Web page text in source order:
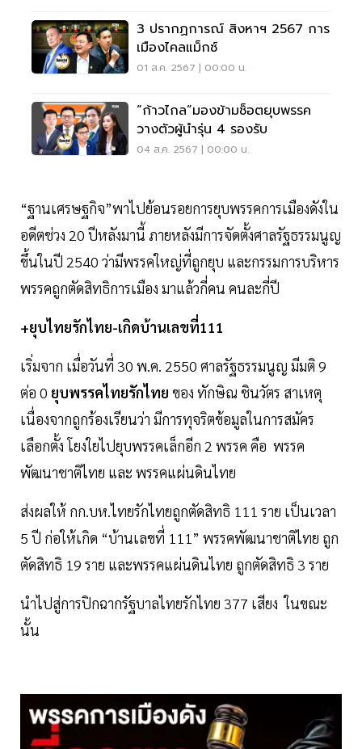
3 ปรากฏการณ์ สิงหาฯ 2567 การ
เมืองไคลแม็กซ์
01 ส.ค. 2567 | 00:00 น.
“ก้าวไกล”มองข้ามช็อตยุบพรรค
วางตัวผู้นำรุ่น 4 รองรับ
04 ส.ค. 2567 | 00:00 น.
“ฐานเศรษฐกิจ”พาไปย้อนรอยการยุบพรรคการเมืองดังใน
อดีตช่วง 20 ปีหลังมานี้ ภายหลังมีการจัดตั้งศาลรัฐธรรมนูญ
ขึ้นในปี 2540 ว่ามีพรรคใหญ่ที่ถูกยุบ และกรรมการบริหาร
พรรคถูกตัดสิทธิการเมือง มาแล้วกี่คน คนละกี่ปี
+ยุบไทยรักไทย-เกิดบ้านเลขที่111
เริ่มจาก เมื่อวันที่ 30 พ.ค. 2550 ศาลรัฐธรรมนูญ มีมติ 9
ต่อ 0 ยุบพรรคไทยรักไทย ของ ทักษิณ ชินวัตร สาเหตุ
เนื่องจากถูกร้องเรียนว่า มีการทุจริตข้อมูลในการสมัคร
เลือกตั้ง โยงใยไปยุบพรรคเล็กอีก 2 พรรค คือ พรรค
พัฒนาชาติไทย และ พรรคแผ่นดินไทย
ส่งผลให้ กก.บห.ไทยรักไทยถูกตัดสิทธิ 111 ราย เป็นเวลา
5 ปี ก่อให้เกิด “บ้านเลขที่ 111” พรรคพัฒนาชาติไทย ถูก
ตัดสิทธิ 19 ราย และพรรคแผ่นดินไทย ถูกตัดสิทธิ 3 ราย
นำไปสู่การปิกฉากรัฐบาลไทยรักไทย 377 เสียง ในขณะ
นั้น